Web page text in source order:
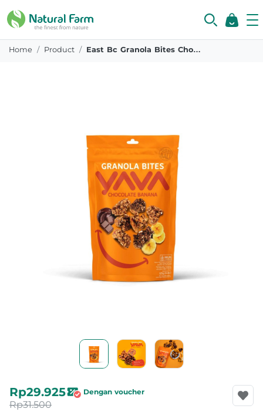
Home Product East Bc Granola Bites Chocolate Banana 125 Gr
Rp29.925 Dengan voucher
Rp31.500